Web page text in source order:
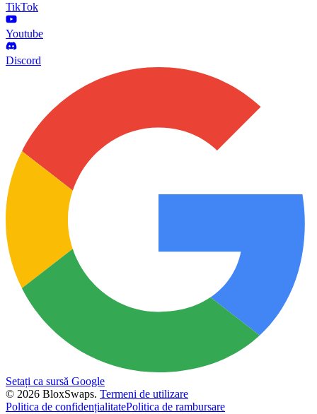
TikTok
Youtube
Discord
Setați ca sursă Google
© 2026 BloxSwaps. Termeni de utilizare
Politica de confidențialitatePolitica de rambursare